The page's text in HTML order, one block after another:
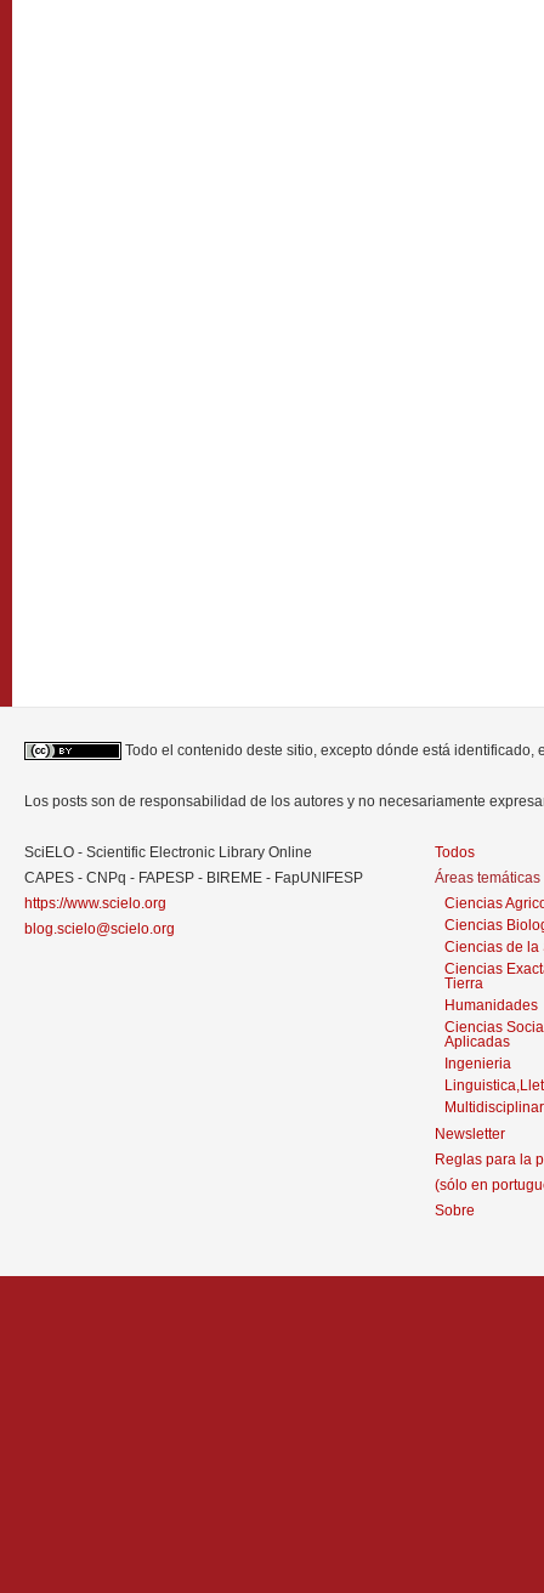
Todo el contenido deste sitio, excepto dónde está identificado,
Los posts son de responsabilidad de los autores y no necesariamente
SciELO - Scientific Electronic Library Online
CAPES - CNPq - FAPESP - BIREME - FapUNIFESP
https://www.scielo.org
blog.scielo@scielo.org
Todos
Áreas temáticas
Ciencias
Ciencias
Ciencias de la
Ciencias
Tierra
Humanidades
Ciencias
Aplicadas
Ingenieria
Newsletter
Reglas para la
(sólo en
Sobre